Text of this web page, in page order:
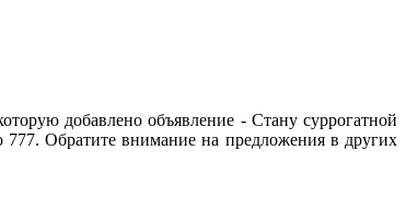
добавлено объявление - Cтану суррогатной
777. Обратите внимание на предложения в других